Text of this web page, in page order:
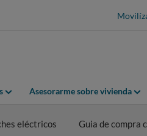
Asesorarme sobre vivienda
eléctricos Guia de compra